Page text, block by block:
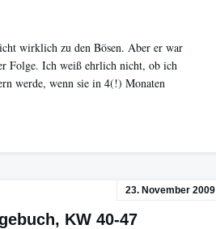
wirklich zu den Bösen. Aber er war
Folge. Ich weiß ehrlich nicht, ob ich
werde, wenn sie in 4(!) Monaten
23. November 2009
KW 40-47